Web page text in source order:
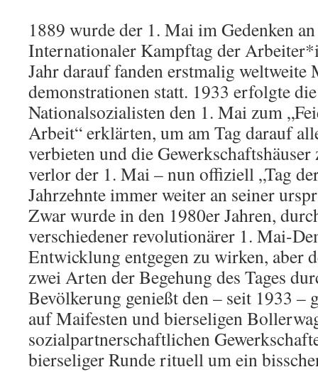
1889 wurde der 1. Mai im Gedenken
Internationaler Kampftag der
Jahr darauf fanden erstmalig weltweite
demonstrationen statt. 1933 erfolgte
Nationalsozialisten den 1. Mai zum
Arbeit“ erklärten, um am Tag darauf
verbieten und die
verlor der 1. Mai – nun offiziell „Tag
Jahrzehnte immer weiter an seiner
Zwar wurde in den 1980er Jahren,
verschiedener revolutionärer 1. Mai-
Entwicklung entgegen zu wirken, aber
zwei Arten der Begehung des Tages
Bevölkerung genießt den – seit 1933 –
auf Maifesten und bierseligen
sozialpartnerschaftlichen
bierseliger Runde rituell um ein